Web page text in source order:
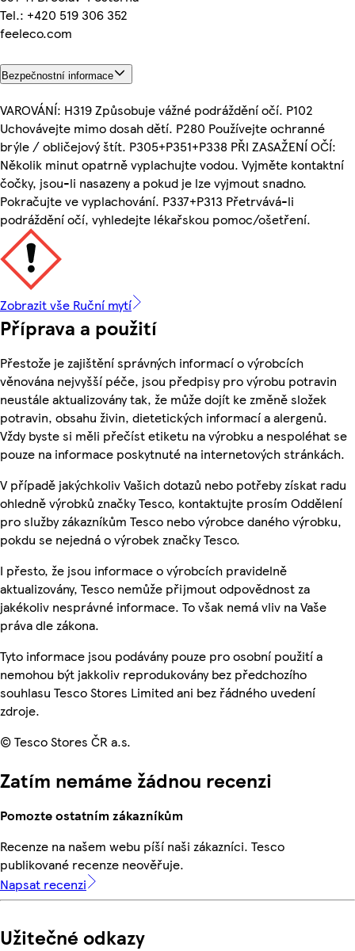
Tel.: +420 519 306 352
feeleco.com
Bezpečnostní informace
VAROVÁNÍ: H319 Způsobuje vážné podráždění očí. P102
Uchovávejte mimo dosah dětí. P280 Používejte ochranné
brýle / obličejový štít. P305+P351+P338 PŘI ZASAŽENÍ OČÍ:
Několik minut opatrně vyplachujte vodou. Vyjměte kontaktní
čočky, jsou-li nasazeny a pokud je lze vyjmout snadno.
Pokračujte ve vyplachování. P337+P313 Přetrvává-li
podráždění očí, vyhledejte lékařskou pomoc/ošetření.
Zobrazit vše Ruční mytí
Příprava a použití
Přestože je zajištění správných informací o výrobcích
věnována nejvyšší péče, jsou předpisy pro výrobu potravin
neustále aktualizovány tak, že může dojít ke změně složek
potravin, obsahu živin, dietetických informací a alergenů.
Vždy byste si měli přečíst etiketu na výrobku a nespoléhat se
pouze na informace poskytnuté na internetových stránkách.
V případě jakýchkoliv Vašich dotazů nebo potřeby získat radu
ohledně výrobků značky Tesco, kontaktujte prosím Oddělení
pro služby zákazníkům Tesco nebo výrobce daného výrobku,
pokdu se nejedná o výrobek značky Tesco.
I přesto, že jsou informace o výrobcích pravidelně
aktualizovány, Tesco nemůže přijmout odpovědnost za
jakékoliv nesprávné informace. To však nemá vliv na Vaše
práva dle zákona.
Tyto informace jsou podávány pouze pro osobní použití a
nemohou být jakkoliv reprodukovány bez předchozího
souhlasu Tesco Stores Limited ani bez řádného uvedení
zdroje.
© Tesco Stores ČR a.s.
Zatím nemáme žádnou recenzi
Pomozte ostatním zákazníkům
Recenze na našem webu píší naši zákazníci. Tesco
publikované recenze neověřuje.
Napsat recenzi
Užitečné odkazy